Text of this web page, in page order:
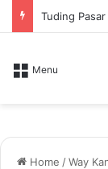
Menu
Home /Way